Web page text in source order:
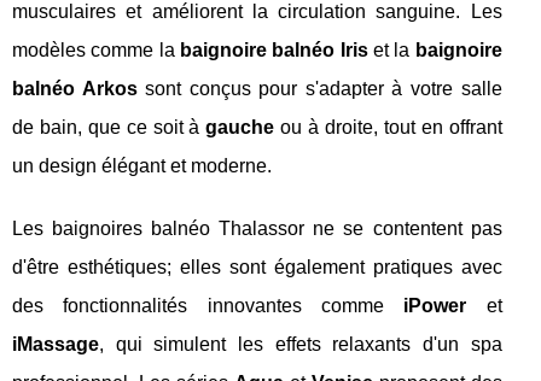
musculaires et améliorent la circulation sanguine. Les
modèles comme la baignoire balnéo Iriset la baignoire
balnéo Arkossont conçus pour s'adapter à votre salle
de bain, que ce soit àgauche ou à droite, tout en offrant
un design élégant et moderne.
Les baignoires balnéo Thalassor ne se contentent pas
d'être esthétiques; elles sont également pratiques avec
des fonctionnalités innovantes comme iPower et
iMassage, qui simulent les effets relaxants d'un spa